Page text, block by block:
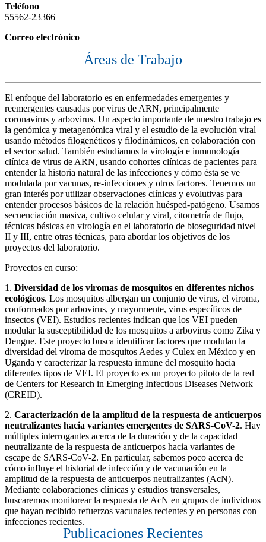
Teléfono
55562-23366
Correo electrónico
Áreas de Trabajo
El enfoque del laboratorio es en enfermedades emergentes y
reemergentes causadas por virus de ARN, principalmente
coronavirus y arbovirus. Un aspecto importante de nuestro trabajo es
la genómica y metagenómica viral y el estudio de la evolución viral
usando métodos filogenéticos y filodinámicos, en colaboración con
el sector salud. También estudiamos la virología e inmunología
clínica de virus de ARN, usando cohortes clínicas de pacientes para
entender la historia natural de las infecciones y cómo ésta se ve
modulada por vacunas, re-infecciones y otros factores. Tenemos un
gran interés por utilizar observaciones clínicas y evolutivas para
entender procesos básicos de la relación huésped-patógeno. Usamos
secuenciación masiva, cultivo celular y viral, citometría de flujo,
técnicas básicas en virología en el laboratorio de bioseguridad nivel
II y III, entre otras técnicas, para abordar los objetivos de los
proyectos del laboratorio.
Proyectos en curso:
1. Diversidad de los viromas de mosquitos en diferentes nichos
ecológicos. Los mosquitos albergan un conjunto de virus, el viroma,
conformados por arbovirus, y mayormente, virus específicos de
insectos (VEI). Estudios recientes indican que los VEI pueden
modular la susceptibilidad de los mosquitos a arbovirus como Zika y
Dengue. Este proyecto busca identificar factores que modulan la
diversidad del viroma de mosquitos Aedes y Culex en México y en
Uganda y caracterizar la respuesta inmune del mosquito hacia
diferentes tipos de VEI. El proyecto es un proyecto piloto de la red
de Centers for Research in Emerging Infectious Diseases Network
(CREID).
2. Caracterización de la amplitud de la respuesta de anticuerpos
neutralizantes hacia variantes emergentes de SARS-CoV-2. Hay
múltiples interrogantes acerca de la duración y de la capacidad
neutralizante de la respuesta de anticuerpos hacia variantes de
escape de SARS-CoV-2. En particular, sabemos poco acerca de
cómo influye el historial de infección y de vacunación en la
amplitud de la respuesta de anticuerpos neutralizantes (AcN).
Mediante colaboraciones clínicas y estudios transversales,
buscaremos monitorear la respuesta de AcN en grupos de individuos
que hayan recibido refuerzos vacunales recientes y en personas con
infecciones recientes.
Publicaciones Recientes